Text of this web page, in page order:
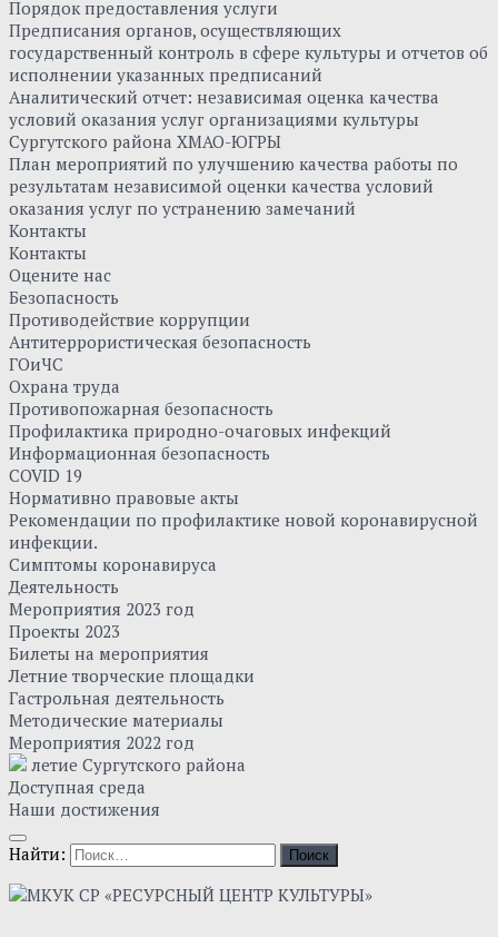
Порядок предоставления услуги
Предписания органов, осуществляющих
государственный контроль в сфере культуры и отчетов об
исполнении указанных предписаний
Аналитический отчет: независимая оценка качества
условий оказания услуг организациями культуры
Сургутского района ХМАО-ЮГРЫ
План мероприятий по улучшению качества работы по
результатам независимой оценки качества условий
оказания услуг по устранению замечаний
Контакты
Контакты
Оцените нас
Безопасность
Противодействие коррупции
Антитеррористическая безопасность
ГОиЧС
Охрана труда
Противопожарная безопасность
Профилактика природно-очаговых инфекций
Информационная безопасность
COVID 19
Нормативно правовые акты
Рекомендации по профилактике новой коронавирусной
инфекции.
Симптомы коронавируса
Деятельность
Мероприятия 2023 год
Проекты 2023
Билеты на мероприятия
Летние творческие площадки
Гастрольная деятельность
Методические материалы
Мероприятия 2022 год
летие Сургутского района
Доступная среда
Наши достижения
Найти: